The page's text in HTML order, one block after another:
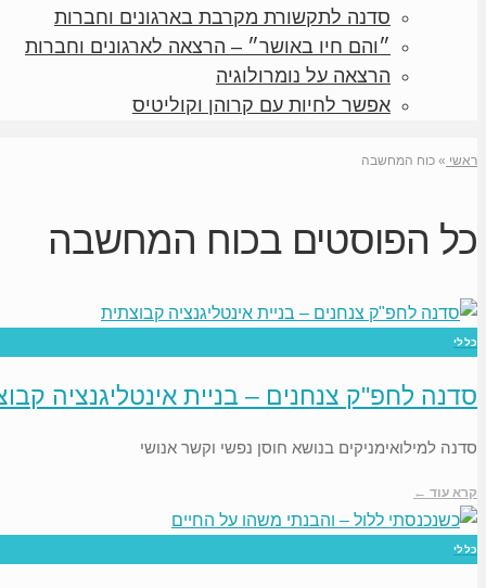
סדנה לתקשורת מקרבת בארגונים וחברות
״והם חיו באושר״ – הרצאה לארגונים וחברות
הרצאה על נומרולוגיה
אפשר לחיות עם קרוהן וקוליטיס
ראשי » כוח המחשבה
כל הפוסטים בכוח המחשבה
כללי
סדנה לחפ"ק צנחנים – בניית אינטליגנציה
סדנה למילואימניקים בנושא חוסן נפשי וקשר אנושי
קרא עוד ←
כללי